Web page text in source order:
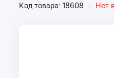
Код товара: 18608 • Нет